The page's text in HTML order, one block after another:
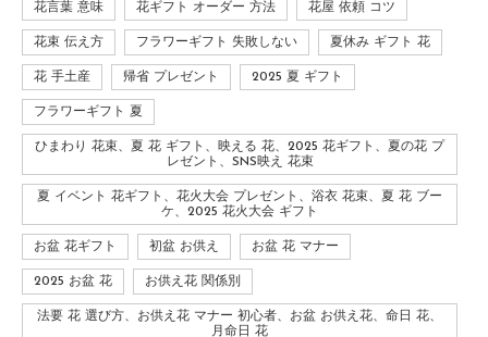
花言葉 意味 花ギフト オーダー 方法 花屋 依頼 コツ
花束 伝え方 フラワーギフト 失敗しない 夏休み ギフト 花
花 手土産 帰省 プレゼント 2025 夏 ギフト
フラワーギフト 夏
ひまわり 花束、夏 花 ギフト、映える 花、2025 花ギフト、夏の花 プ
レゼント、SNS映え 花束
夏 イベント 花ギフト、花火大会 プレゼント、浴衣 花束、夏 花 ブー
ケ、2025 花火大会 ギフト
お盆 花ギフト 初盆 お供え お盆 花 マナー
2025 お盆 花 お供え花 関係別
法要 花 選び方、お供え花 マナー 初心者、お盆 お供え花、命日 花、
月命日 花